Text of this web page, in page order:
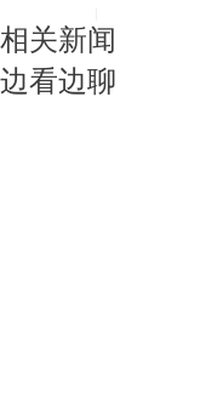
相关新闻
边看边聊